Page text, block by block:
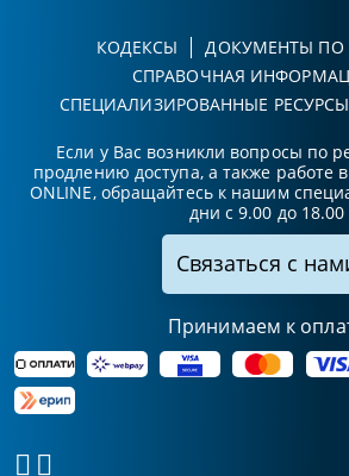
КОДЕКСЫ
ДОКУМЕНТЫ ПО
СПРАВОЧНАЯ
СПЕЦИАЛИЗИРОВАННЫЕ РЕСУРСЫ
Если у Вас возникли вопросы по
продлению доступа, а также работе
ONLINE, обращайтесь к нашим
дни с 9.00 до 18.00
Связаться с
Принимаем к